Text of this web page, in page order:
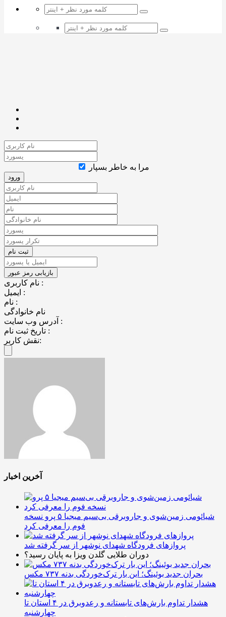
مرا به خاطر بسپار
نام کاربری :
ایمیل :
نام :
نام خانوادگی
آدرس وب سایت :
تاریخ ثبت نام :
نقش کاربر:
آخرین اخبار
شیائومی زمین‌شوی و جاروبرقی بی‌سیم میجیا ۵ پرو نسخه
فوم را معرفی کرد
پروازهای فرودگاه شهدای نوشهر از سر گرفته شد
دوران طلایی گلدن ویزا به پایان رسید؟
بحران جدید بوئینگ؛ این بار ترک‌خوردگی بدنه ۷۳۷ مکس
هشدار تداوم بارش‌های تابستانه و رعدوبرق در ۴ استان تا
چهارشنبه